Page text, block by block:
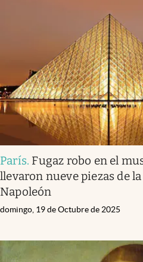
Mundial 2026
Eventos Corporativos
El Cronista Studio
Mediakit
abre en nueva pestaña
Argentina
París. Fugaz robo en el
llevaron nueve piezas de
Napoleón
domingo, 19 de Octubre de 2025